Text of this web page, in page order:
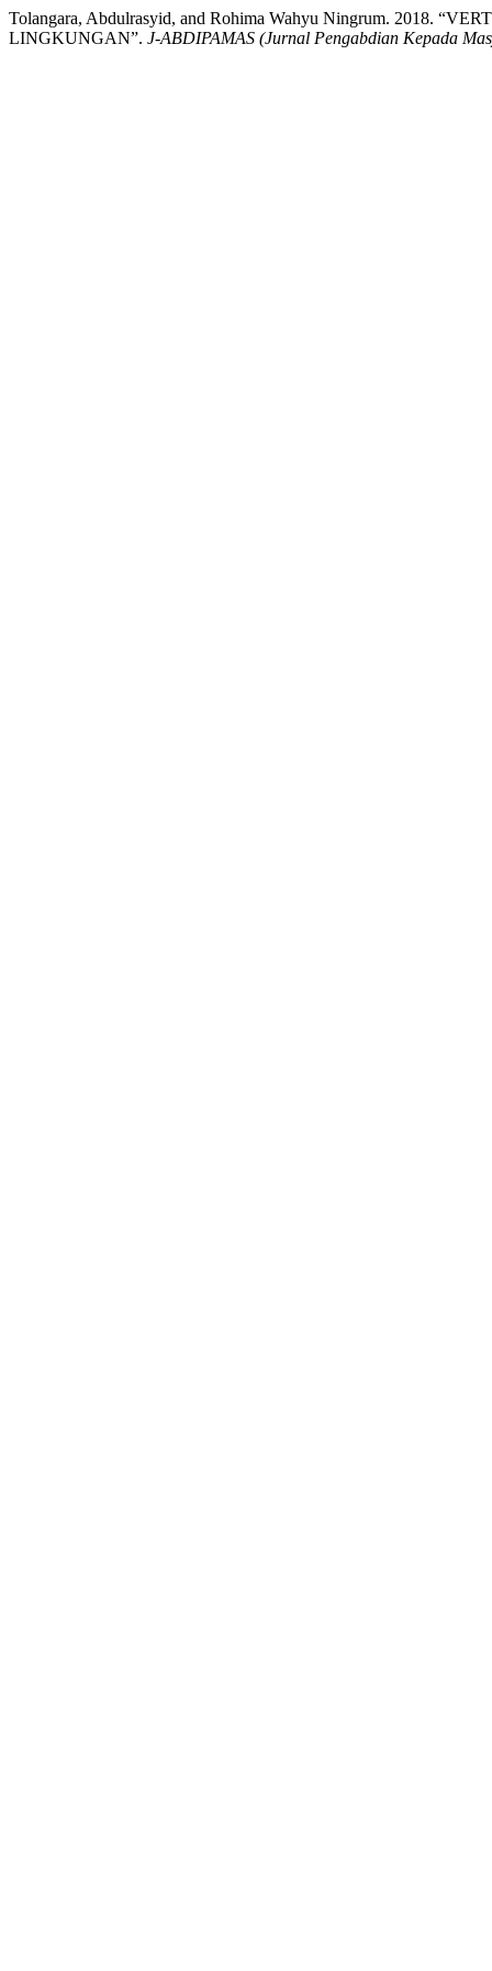
Tolangara, Abdulrasyid, and Rohima Wahyu Ningrum. 2018.
LINGKUNGAN”. J-ABDIPAMAS (Jurnal Pengabdian Kepada